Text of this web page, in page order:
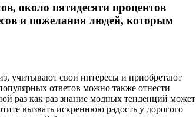
около пятидесяти процентов
и пожелания людей, которым
учитывают свои интересы и приобретают
ответов можно также отнести
раз как раз знание модных тенденций может
вызвать искреннюю радость у дорогого